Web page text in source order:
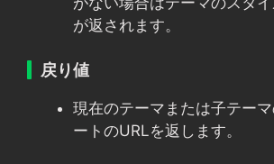
が返されます。
戻り値
現在のテーマまたは子テー
ートのURLを返します。